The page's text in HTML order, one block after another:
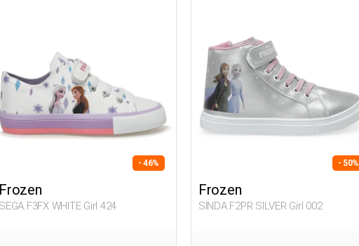
- 46%
Frozen
SEGA.F3FX WHITE Girl 424
- 50%
Frozen
SINDA.F2PR SILVER Girl 002